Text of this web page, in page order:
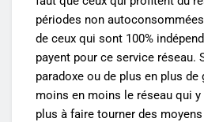
périodes non
de ceux qui sont 100%
payent pour ce service réseau.
paradoxe ou de plus en plus
moins en moins le réseau qui y
plus à faire tourner des